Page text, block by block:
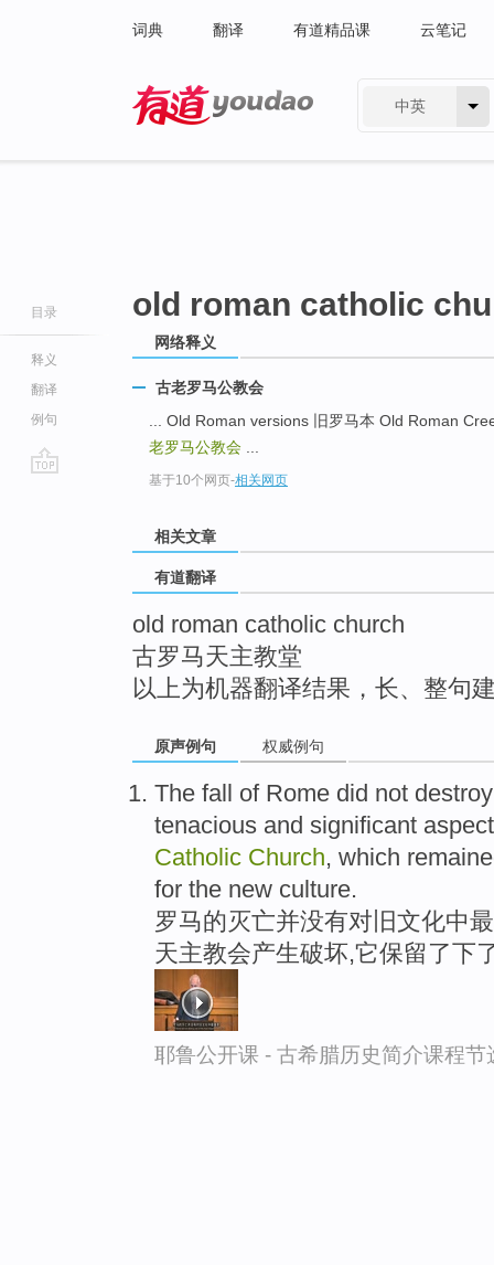
词典 翻译 有道精品课 云笔记
中英
目录
释义
翻译
例句
old roman catholic
网络释义
古老罗马公教会
... Old Roman versions 旧罗马本 Old Roman
老罗马公教会
基于10个网页-相关网页
相关文章
有道翻译
old roman catholic church
古罗马天主教堂
以上为机器翻译结果，长、整句
原声例句 权威例句
The fall of Rome did not
tenacious and significant
Catholic Church, which
for the new culture.
罗马的灭亡并没有对旧文化中
天主教会产生破坏,它保留了下
耶鲁公开课 - 古希腊历史简介课程节